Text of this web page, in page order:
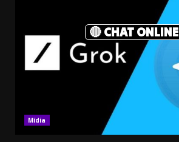
🔴 CHAT ONLINE
Mídia